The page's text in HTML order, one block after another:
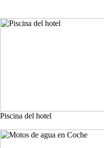
Piscina del hotel